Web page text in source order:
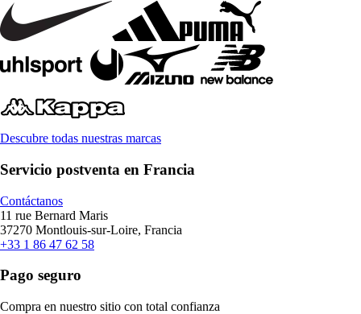
Descubre todas nuestras marcas
Servicio postventa en Francia
Contáctanos
11 rue Bernard Maris
37270 Montlouis-sur-Loire, Francia
+33 1 86 47 62 58
Pago seguro
Compra en nuestro sitio con total confianza